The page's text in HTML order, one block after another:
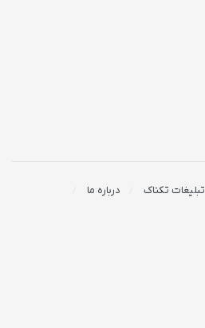
تبلیغات تکناک
درباره ما